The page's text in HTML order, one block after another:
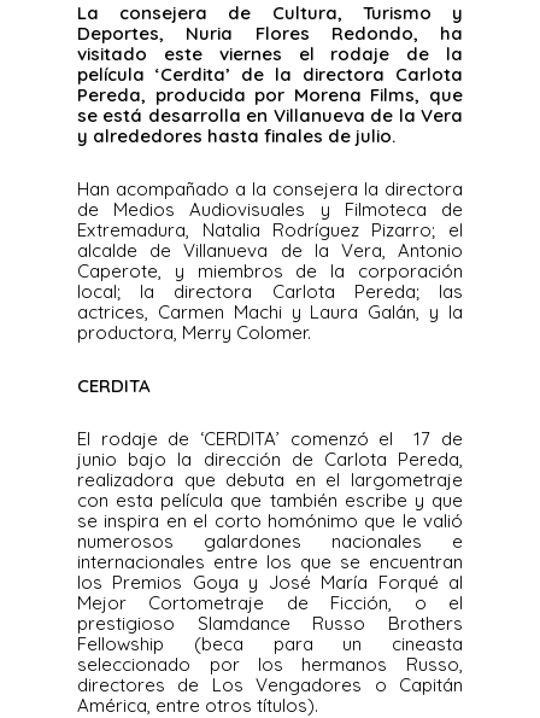
La consejera de Cultura, Turismo y
Deportes, Nuria Flores Redondo, ha
visitado este viernes el rodaje de la
película ‘Cerdita’ de la directora Carlota
Pereda, producida por Morena Films, que
se está desarrolla en Villanueva de la Vera
y alrededores hasta finales de julio.
Han acompañado a la consejera la directora
de Medios Audiovisuales y Filmoteca de
Extremadura, Natalia Rodríguez Pizarro; el
alcalde de Villanueva de la Vera, Antonio
Caperote, y miembros de la corporación
local; la directora Carlota Pereda; las
actrices, Carmen Machi y Laura Galán, y la
productora, Merry Colomer.
CERDITA
El rodaje de ‘CERDITA’ comenzó el 17 de
junio bajo la dirección de Carlota Pereda,
realizadora que debuta en el largometraje
con esta película que también escribe y que
se inspira en el corto homónimo que le valió
numerosos galardones nacionales e
internacionales entre los que se encuentran
los Premios Goya y José María Forqué al
Mejor Cortometraje de Ficción, o el
prestigioso Slamdance Russo Brothers
Fellowship (beca para un cineasta
seleccionado por los hermanos Russo,
directores de Los Vengadores o Capitán
América, entre otros títulos).